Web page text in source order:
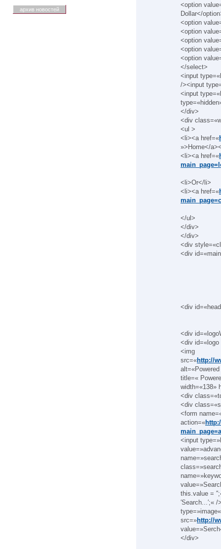
архив новостей
<option
Dollar</
<option
<option
<option
<option
<option
</select>
<input
/><input
<input
</div>
<div
<ul >
<li><a href=«
»>Home</
<li><a href=«
<li>Or</li>
<li><a href=«
</ul>
</div>
</div>
<div
<div
<div
<div
<div
<img
src=«http://
title=«
width=«138»
<div
<div
<form
action=«
<input
this.value =
′Search...′;«
type=»image«
src=»http://
</div>